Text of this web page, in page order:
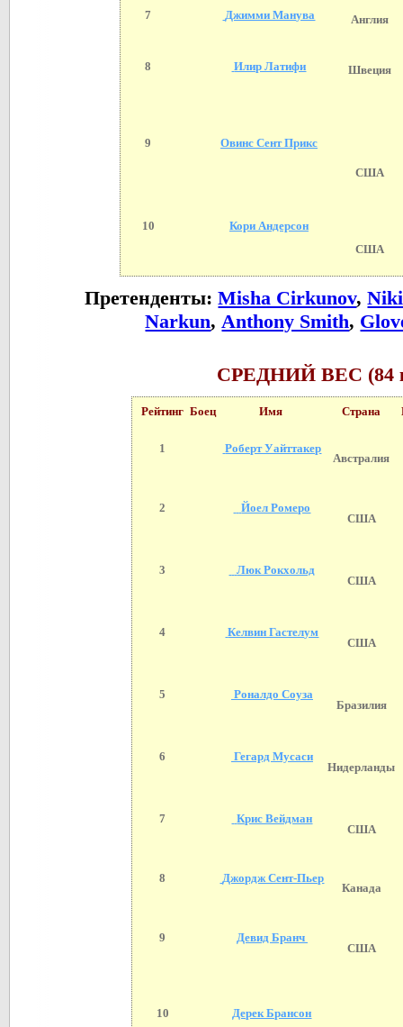
7
Джимми Манува Англия
8 Илир Латифи Швеция
9 Овинс Сент Прикс
США
10
Кори Андерсон
США
Претенденты:Misha Cirkunov,
Narkun,Anthony Smith,
СРЕДНИЙ ВЕС (84
Рейтинг Боец Имя Страна
1 Роберт Уайттакер
Австралия
2
Йоел Ромеро
США
3
Люк Рокхольд
США
4
Келвин Гастелум
США
5
Роналдо Соуза
Бразилия
6
Гегард Мусаси
Нидерланды
7
Крис Вейдман
США
8 Джордж Сент-Пьер
Канада
9
Девид Бранч
США
10
Дерек Брансон